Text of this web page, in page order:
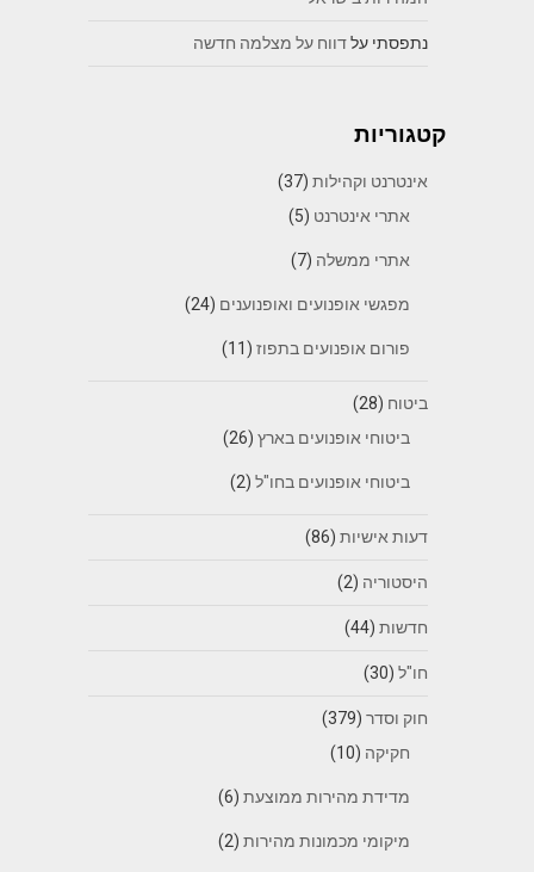
נתפסתי עלדווח על מצלמה חדשה
קטגוריות
אינטרנט וקהילות(37)
אתרי אינטרנט (5)
אתרי ממשלה (7)
מפגשי אופנועים ואופנוענים (24)
פורום אופנועים בתפוז(11)
ביטוח (28)
ביטוחי אופנועים בארץ(26)
ביטוחי אופנועים בחו"ל(2)
דעות אישיות(86)
היסטוריה (2)
חדשות(44)
חו"ל(30)
חוק וסדר(379)
חקיקה (10)
מדידת מהירות ממוצעת(6)
מיקומי מכמונות מהירות(2)